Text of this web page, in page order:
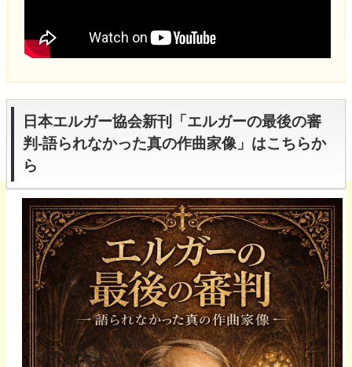
日本エルガー協会新刊「エルガーの最後の審
判-語られなかった真の作曲家像」はこちらか
ら